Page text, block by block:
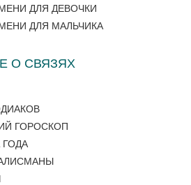
ДЛЯ ДЕВОЧКИ
ДЛЯ МАЛЬЧИКА
О СВЯЗЯХ
ГОРОСКОП
ГОДА